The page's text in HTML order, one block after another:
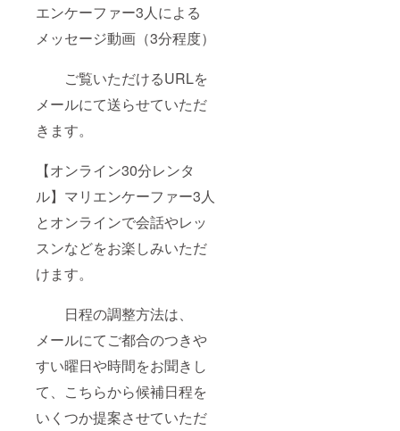
エンケーファー3人による
メッセージ動画（3分程度）
ご覧いただけるURLを
メールにて送らせていただ
きます。
【オンライン30分レンタ
ル】マリエンケーファー3人
とオンラインで会話やレッ
スンなどをお楽しみいただ
けます。
日程の調整方法は、
メールにてご都合のつきや
すい曜日や時間をお聞きし
て、こちらから候補日程を
いくつか提案させていただ